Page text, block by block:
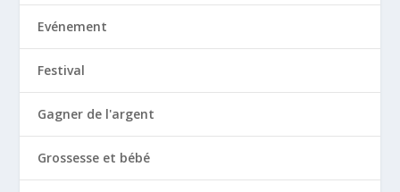
Evénement
Festival
Gagner de l'argent
Grossesse et bébé